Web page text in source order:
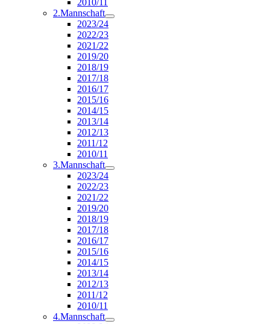
2010/11
2.Mannschaft
2023/24
2022/23
2021/22
2019/20
2018/19
2017/18
2016/17
2015/16
2014/15
2013/14
2012/13
2011/12
2010/11
3.Mannschaft
2023/24
2022/23
2021/22
2019/20
2018/19
2017/18
2016/17
2015/16
2014/15
2013/14
2012/13
2011/12
2010/11
4.Mannschaft